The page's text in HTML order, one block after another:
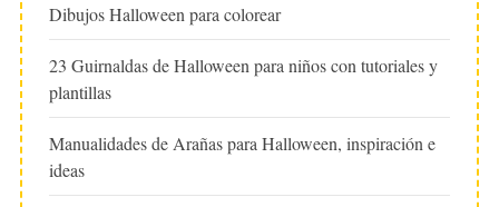
Dibujos Halloween para colorear
23 Guirnaldas de Halloween para niños con tutoriales y
plantillas
Manualidades de Arañas para Halloween, inspiración e
ideas